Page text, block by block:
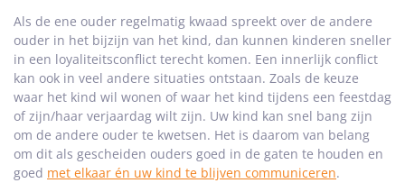
Als de ene ouder regelmatig kwaad spreekt over de andere
ouder in het bijzijn van het kind, dan kunnen kinderen sneller
in een loyaliteitsconflict terecht komen. Een innerlijk conflict
kan ook in veel andere situaties ontstaan. Zoals de keuze
waar het kind wil wonen of waar het kind tijdens een feestdag
of zijn/haar verjaardag wilt zijn. Uw kind kan snel bang zijn
om de andere ouder te kwetsen. Het is daarom van belang
om dit als gescheiden ouders goed in de gaten te houden en
goed met elkaar én uw kind te blijven communiceren.